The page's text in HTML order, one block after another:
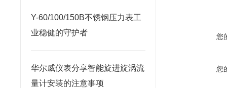
Y-60/100/150B不锈钢压力表工
业稳健的守护者
华尔威仪表分享智能旋进旋涡流
量计安装的注意事项
您
您